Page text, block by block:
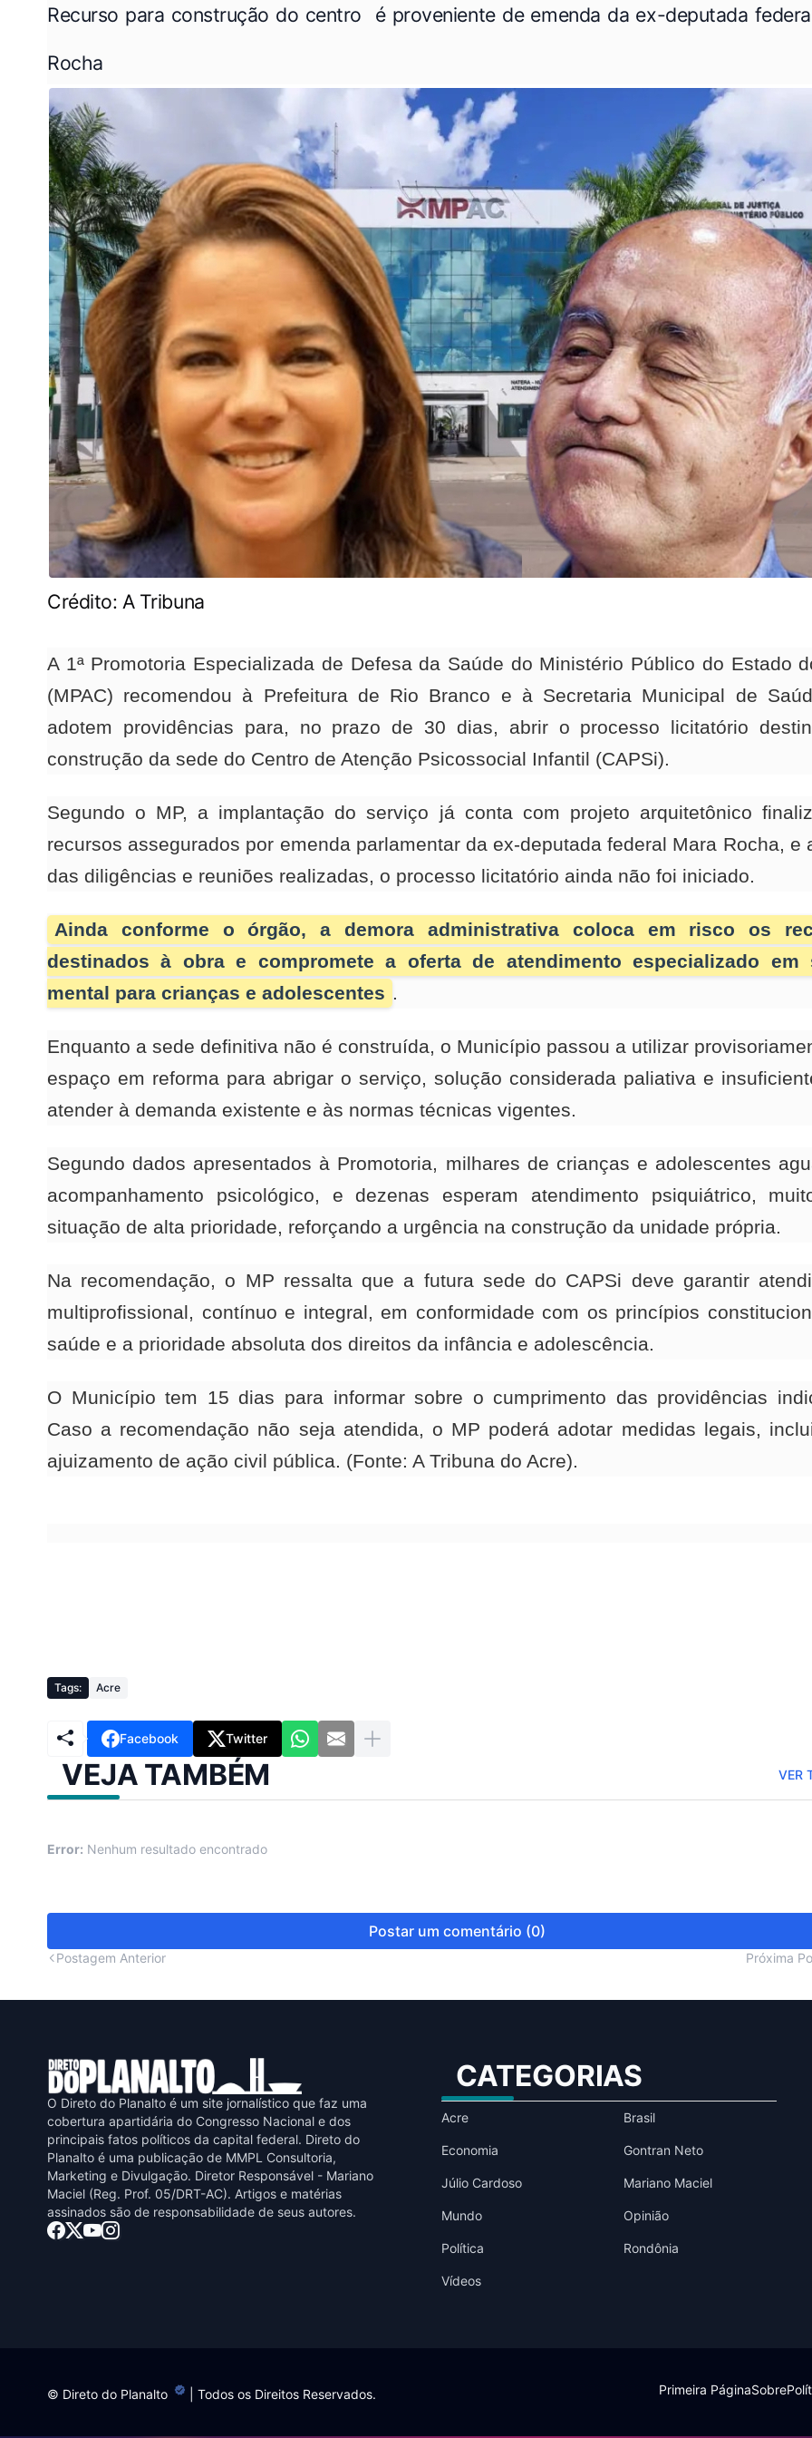
Recurso para construção do centro é proveniente de emenda da ex-deputada
Rocha
Crédito: A Tribuna
A 1ª Promotoria Especializada de Defesa da Saúde do Ministério Público do Estado
(MPAC) recomendou à Prefeitura de Rio Branco e à Secretaria Municipal de
adotem providências para, no prazo de 30 dias, abrir o processo licitatório
construção da sede do Centro de Atenção Psicossocial Infantil (CAPSi).
Segundo o MP, a implantação do serviço já conta com projeto arquitetônico
recursos assegurados por emenda parlamentar da ex-deputada federal Mara Rocha, e
das diligências e reuniões realizadas, o processo licitatório ainda não foi iniciado.
Ainda conforme o órgão, a demora administrativa coloca em risco os
destinados à obra e compromete a oferta de atendimento especializado em
mental para crianças e adolescentes .
Enquanto a sede definitiva não é construída, o Município passou a utilizar
espaço em reforma para abrigar o serviço, solução considerada paliativa e
atender à demanda existente e às normas técnicas vigentes.
Segundo dados apresentados à Promotoria, milhares de crianças e adolescentes
acompanhamento psicológico, e dezenas esperam atendimento psiquiátrico,
situação de alta prioridade, reforçando a urgência na construção da unidade própria.
Na recomendação, o MP ressalta que a futura sede do CAPSi deve garantir
multiprofissional, contínuo e integral, em conformidade com os princípios
saúde e a prioridade absoluta dos direitos da infância e adolescência.
O Município tem 15 dias para informar sobre o cumprimento das providências
Caso a recomendação não seja atendida, o MP poderá adotar medidas legais,
ajuizamento de ação civil pública. (Fonte: A Tribuna do Acre).
Tags: Acre
Facebook Twitter
VEJA TAMBÉM VER
Error: Nenhum resultado encontrado
Postar um comentário (0)
Postagem Anterior Próxima
Novo aciona Conselho de Ética
no Senado para investigar
Jaques Wagner
Flávio Bolsonaro
Alfredo Gaspar,
do INSS, como vice
O Direto do Planalto é um site jornalístico que faz uma
cobertura apartidária do Congresso Nacional e dos
principais fatos políticos da capital federal. Direto do
Planalto é uma publicaçāo de MMPL Consultoria,
Marketing e Divulgaçāo. Diretor Responsável - Mariano
Maciel (Reg. Prof. 05/DRT-AC). Artigos e matérias
assinados sāo de responsabilidade de seus autores.
CATEGORIAS
Acre Brasil
Economia Gontran Neto
Júlio Cardoso Mariano Maciel
Mundo Opinião
Política Rondônia
Vídeos
© Direto do Planalto | Todos os Direitos Reservados. Primeira PáginaSobre